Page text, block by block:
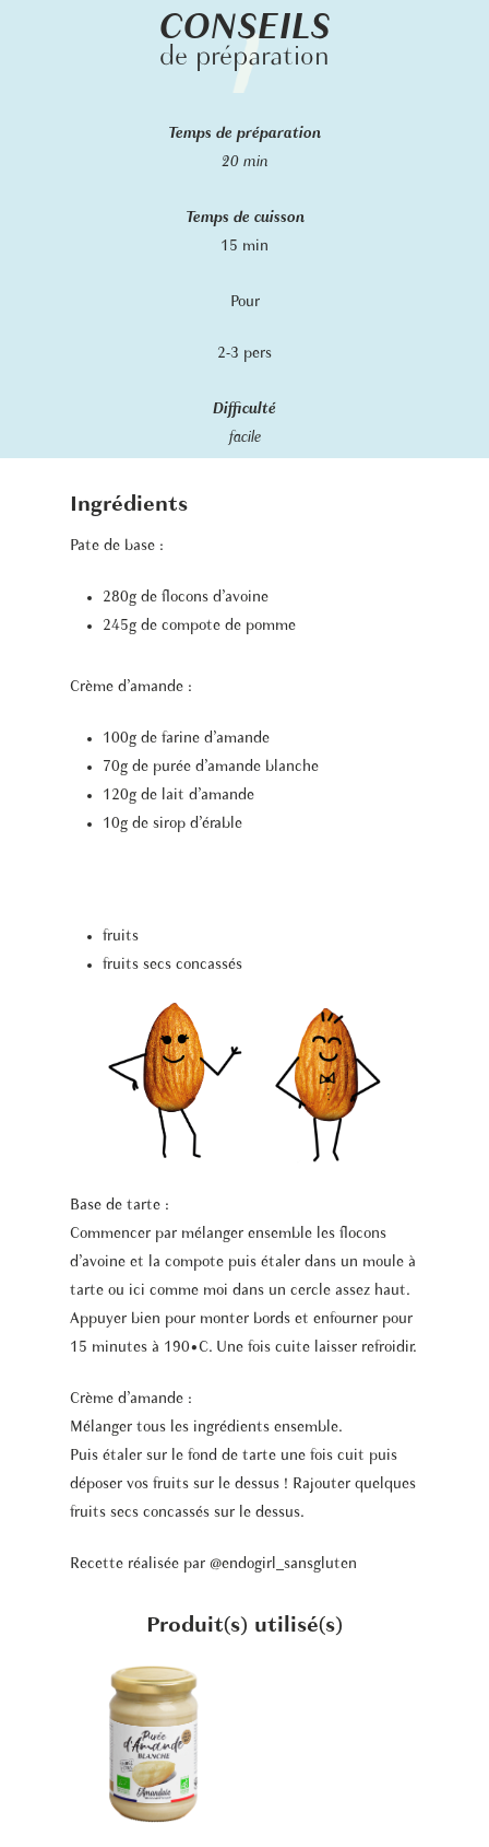
CONSEILS
de préparation
Temps de préparation
20 min
Temps de cuisson
15 min
Pour
2-3 pers
Difficulté
facile
Ingrédients
Pate de base :
280g de flocons d’avoine
245g de compote de pomme
Crème d’amande :
100g de farine d’amande
70g de purée d’amande blanche
120g de lait d’amande
10g de sirop d’érable
fruits
fruits secs concassés
Base de tarte :
Commencer par mélanger ensemble les flocons
d’avoine et la compote puis étaler dans un moule à
tarte ou ici comme moi dans un cercle assez haut.
Appuyer bien pour monter bords et enfourner pour
15 minutes à 190•C. Une fois cuite laisser refroidir.
Crème d’amande :
Mélanger tous les ingrédients ensemble.
Puis étaler sur le fond de tarte une fois cuit puis
déposer vos fruits sur le dessus ! Rajouter quelques
fruits secs concassés sur le dessus.
Recette réalisée par@endogirl_sansgluten
Produit(s) utilisé(s)